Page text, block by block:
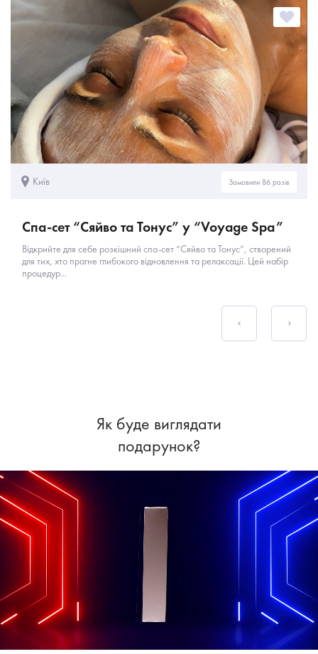
Київ Замовили 86 разів
Спа-сет “Сяйво та Тонус” у “Voyage Spa”
Відкрийте для себе розкішний спа-сет “Сяйво та Тонус”, створений
для тих, хто прагне глибокого відновлення та релаксації. Цей набір
процедур...
Як буде виглядати
подарунок?